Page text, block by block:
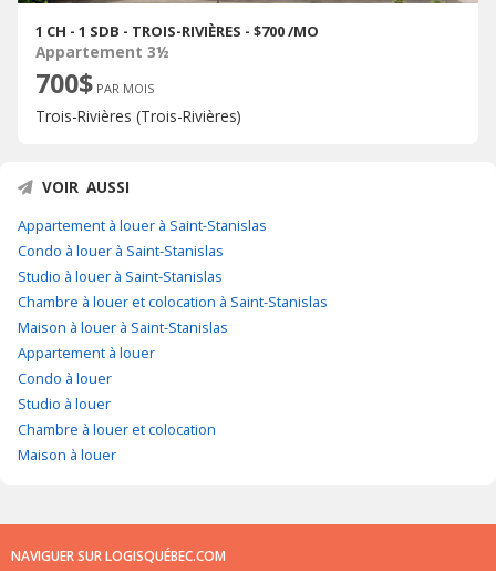
1 CH - 1 SDB - TROIS-RIVIÈRES - $700 /MO
Appartement 3½
700$ PAR MOIS
Trois-Rivières (Trois-Rivières)
VOIR AUSSI
Appartement à louer à Saint-Stanislas
Condo à louer à Saint-Stanislas
Studio à louer à Saint-Stanislas
Chambre à louer et colocation à Saint-Stanislas
Maison à louer à Saint-Stanislas
Appartement à louer
Condo à louer
Studio à louer
Chambre à louer et colocation
Maison à louer
NAVIGUER SUR LOGISQUÉBEC.COM